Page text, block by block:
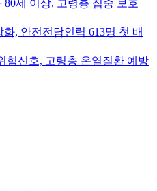
80세 이상, 고령층 집중 보호
, 안전전담인력 613명 첫 배
험신호, 고령층 온열질환 예방